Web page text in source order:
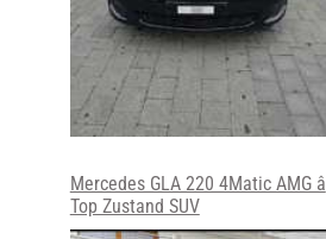
Mercedes GLA 220 4Matic AMG â
Top Zustand SUV